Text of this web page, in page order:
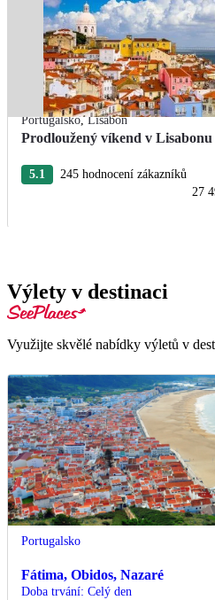
Portugalsko,Lisabon
Prodloužený víkend v Lisabonu
5.1
245 hodnocení zákazníků
27
Výlety v destinaci
Využijte skvělé nabídky výletů v
Portugalsko
Fátima, Obidos, Nazaré
Doba trvání: Celý den